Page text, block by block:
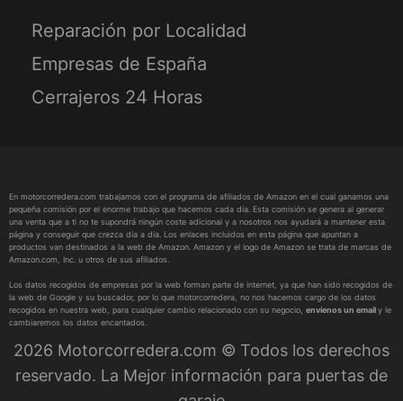
Reparación por Localidad
Empresas de España
Cerrajeros 24 Horas
En motorcorredera.com trabajamos con el programa de afiliados de Amazon en el cual ganamos una
pequeña comisión por el enorme trabajo que hacemos cada día. Esta comisión se genera al generar
una venta que a ti no te supondrá ningún coste adicional y a nosotros nos ayudará a mantener esta
página y conseguir que crezca día a día. Los enlaces incluidos en esta página que apuntan a
productos van destinados a la web de Amazon. Amazon y el logo de Amazon se trata de marcas de
Amazon.com, Inc. u otros de sus afiliados.
Los datos recogidos de empresas por la web forman parte de internet, ya que han sido recogidos de
la web de Google y su buscador, por lo que motorcorredera, no nos hacemos cargo de los datos
recogidos en nuestra web, para cualquier cambio relacionado con su negocio, envíenos un emaily le
cambiaremos los datos encantados.
2026 Motorcorredera.com © Todos los derechos
reservado. La Mejor información para puertas de